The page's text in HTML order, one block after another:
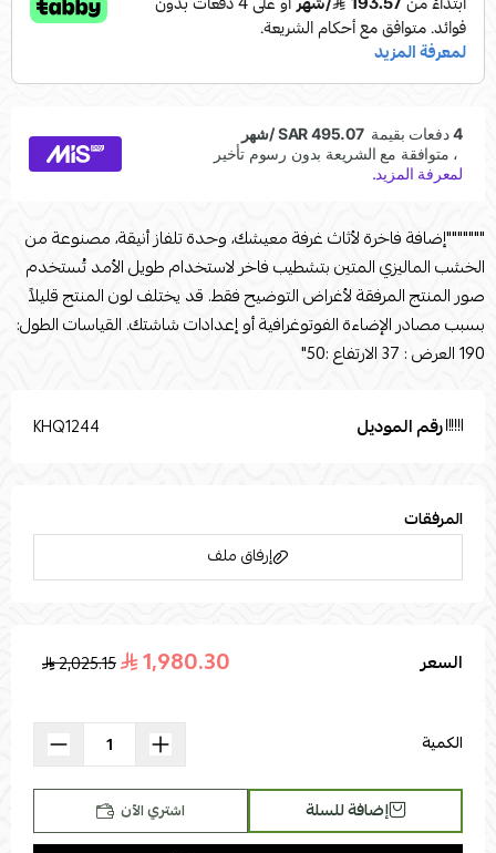
"""""""إضافة فاخرة لأثاث غرفة معيشك، وحدة تلفاز أنيقة، مصنوعة من
الخشب الماليزي المتين بتشطيب فاخر لاستخدام طويل الأمد تُستخدم
صور المنتج المرفقة لأغراض التوضيح فقط. قد يختلف لون المنتج قليلاً
بسبب مصادر الإضاءة الفوتوغرافية أو إعدادات شاشتك. القياسات الطول:
190 العرض : 37 الارتفاع :50"
رقم الموديل KHQ1244
المرفقات
إرفاق ملف
اسحب و افلت الملف هنا
السعر 1,980.30
2,025.15
الكمية
إضافة للسلة اشتري الآن